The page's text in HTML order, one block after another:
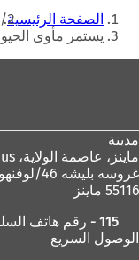
أنت
هنا
الصفحة الرئيسية
يستمر مأوى
مدينة
ماينز، عاصمة الولاية،
غروسه بليشه 46/لوفنهوفشتراسه 1،
55116 ماينز
115 - رقم هاتف السلطات
الوصول السريع